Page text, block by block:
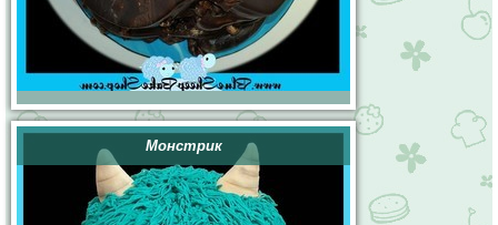
Монстрик